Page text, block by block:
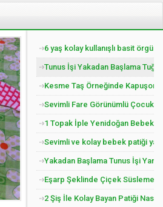
6 yaş kolay kullanışlı basit örgü
Tunus İşi Yakadan Başlama
Kesme Taş Örneğinde
Sevimli Fare Görünümlü Çocuk
1 Topak İple Yenidoğan Bebek
Sevimli ve kolay bebek patiği
Yakadan Başlama Tunus İşi
Eşarp Şeklinde Çiçek Süslemeli
2 Şiş İle Kolay Bayan Patiği Nasıl